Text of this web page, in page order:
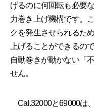
げるのに何回転も必要
力巻き上げ機構です。
クを発生させられるた
上げることができるの
自動巻きが動かない「
せん。
Cal.32000と69000は